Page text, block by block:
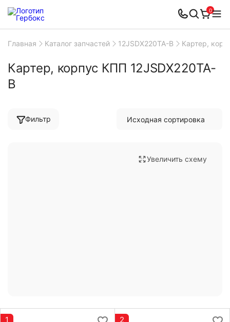
0
Главная Каталог запчастей 12JSDX220TA-B Картер,
Картер, корпус КПП 12JSDX220TA-
B
Фильтр
Увеличить схему
1 2